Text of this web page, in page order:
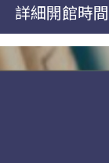
詳細開館時間